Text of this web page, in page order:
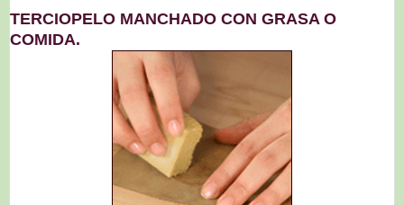
TERCIOPELO MANCHADO CON GRASA O
COMIDA.